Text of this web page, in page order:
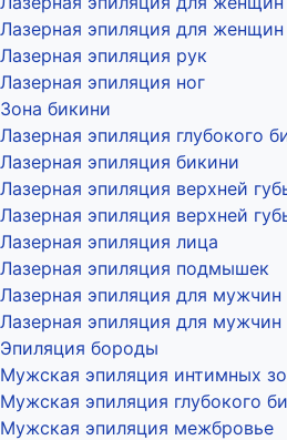
Лазерная эпиляция для женщин
Лазерная эпиляция рук
Лазерная эпиляция ног
Зона бикини
Лазерная эпиляция глубокого
Лазерная эпиляция бикини
Лазерная эпиляция верхней
Лазерная эпиляция верхней
Лазерная эпиляция лица
Лазерная эпиляция подмышек
Лазерная эпиляция для мужчин
Лазерная эпиляция для мужчин
Эпиляция бороды
Мужская эпиляция интимных
Мужская эпиляция глубокого
Мужская эпиляция межбровье